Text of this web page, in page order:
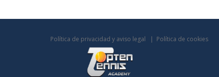
Política de privacidad y aviso legal Política de cookies